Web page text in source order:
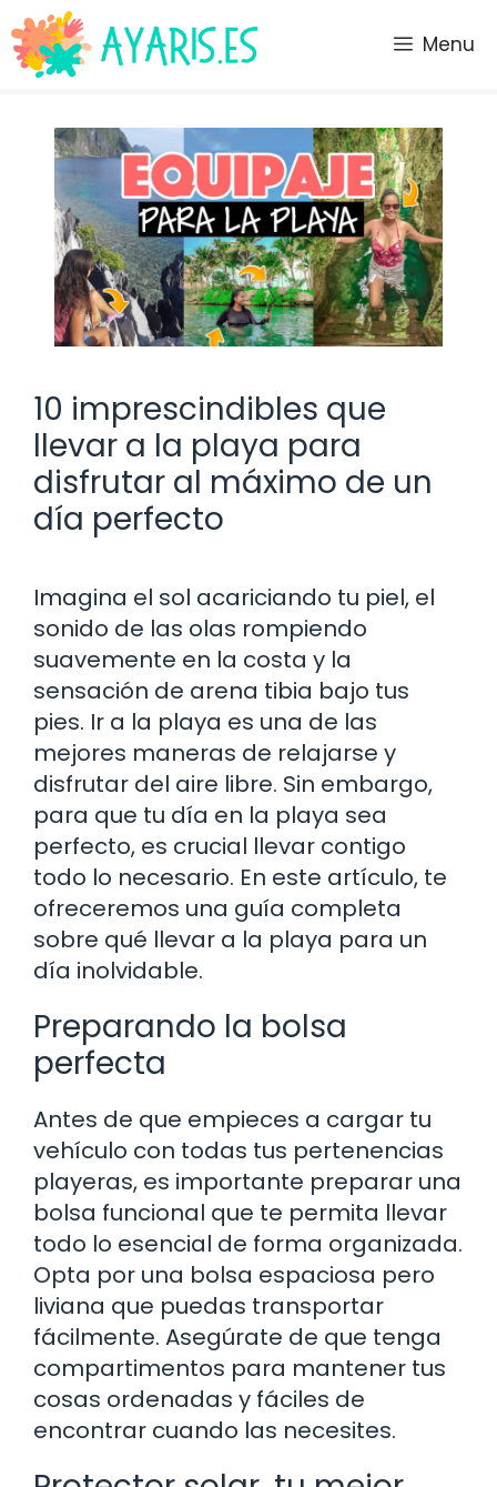
Saltar
al
contenido
Menu
10 imprescindibles que
llevar a la playa para
disfrutar al máximo de un
día perfecto
Imagina el sol acariciando tu piel, el
sonido de las olas rompiendo
suavemente en la costa y la
sensación de arena tibia bajo tus
pies. Ir a la playa es una de las
mejores maneras de relajarse y
disfrutar del aire libre. Sin embargo,
para que tu día en la playa sea
perfecto, es crucial llevar contigo
todo lo necesario. En este artículo, te
ofreceremos una guía completa
sobre qué llevar a la playa para un
día inolvidable.
Preparando la bolsa
perfecta
Antes de que empieces a cargar tu
vehículo con todas tus pertenencias
playeras, es importante preparar una
bolsa funcional que te permita llevar
todo lo esencial de forma organizada.
Opta por una bolsa espaciosa pero
liviana que puedas transportar
fácilmente. Asegúrate de que tenga
compartimentos para mantener tus
cosas ordenadas y fáciles de
encontrar cuando las necesites.